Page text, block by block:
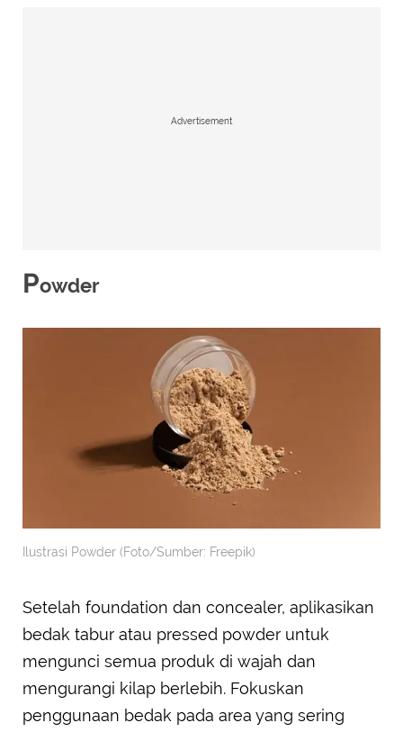
Advertisement
Powder
Ilustrasi Powder (Foto/Sumber: Freepik)
Setelah foundation dan concealer, aplikasikan
bedak tabur atau pressed powder untuk
mengunci semua produk di wajah dan
mengurangi kilap berlebih. Fokuskan
penggunaan bedak pada area yang sering